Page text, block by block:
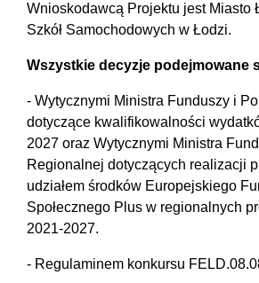
Wnioskodawcą Projektu jest Miasto
Szkół Samochodowych w Łodzi.
Wszystkie decyzje podejmowane
- Wytycznymi Ministra Funduszy i
dotyczące kwalifikowalności
2027 oraz Wytycznymi Ministra
Regionalnej dotyczących realizacji
udziałem środków Europejskiego
Społecznego Plus w regionalnych
2021-2027.
- Regulaminem konkursu